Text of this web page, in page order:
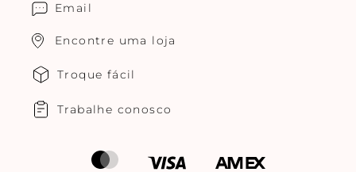
Email
Encontre uma loja
Troque fácil
Trabalhe conosco